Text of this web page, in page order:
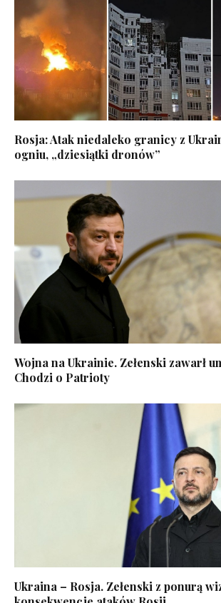
Rosja: Atak niedaleko granicy z
ogniu, „dziesiątki dronów”
Wojna na Ukrainie. Zełenski zawarł
Chodzi o Patrioty
Ukraina – Rosja. Zełenski z ponurą